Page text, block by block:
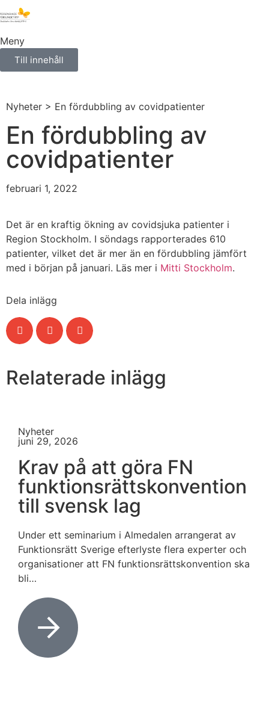
Meny
Till innehåll
Nyheter > En fördubbling av covidpatienter
En fördubbling av
covidpatienter
februari 1, 2022
Det är en kraftig ökning av covidsjuka patienter i
Region Stockholm. I söndags rapporterades 610
patienter, vilket det är mer än en fördubbling jämfört
med i början på januari. Läs mer i Mitti Stockholm.
Dela inlägg
Relaterade inlägg
Nyheter
juni 29, 2026
Krav på att göra FN
funktionsrättskonvention
till svensk lag
Under ett seminarium i Almedalen arrangerat av
Funktionsrätt Sverige efterlyste flera experter och
organisationer att FN funktionsrättskonvention ska
bli…